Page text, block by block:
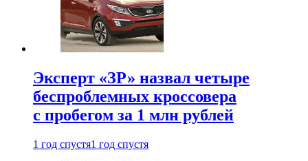
Эксперт «ЗР» назвал четыре
беспроблемных кроссовера
с пробегом за 1 млн рублей
1 год спустя1 год спустя